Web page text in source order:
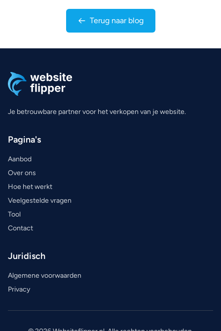
Terug naar blog
Je betrouwbare partner voor het verkopen van je website.
Pagina's
Aanbod
Over ons
Hoe het werkt
Veelgestelde vragen
Tool
Contact
Juridisch
Algemene voorwaarden
Privacy